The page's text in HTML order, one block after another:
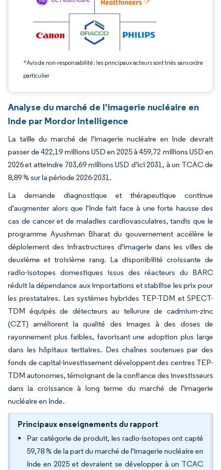
*Avis de non-responsabilité : les principaux acteurs sont triés sans ordre
particulier
Analyse du marché de l'imagerie nucléaire en
Inde par Mordor Intelligence
La taille du marché de l'imagerie nucléaire en Inde devrait
passer de 422,19 millions USD en 2025 à 459,72 millions USD en
2026 et atteindre 703,69 millions USD d'ici 2031, à un TCAC de
8,89 % sur la période 2026-2031.
La demande diagnostique et thérapeutique continue
d'augmenter alors que l'Inde fait face à une forte hausse des
cas de cancer et de maladies cardiovasculaires, tandis que le
programme Ayushman Bharat du gouvernement accélère le
déploiement des infrastructures d'imagerie dans les villes de
deuxième et troisième rang. La disponibilité croissante de
radio-isotopes domestiques issus des réacteurs du BARC
réduit la dépendance aux importations et stabilise les prix pour
les prestataires. Les systèmes hybrides TEP-TDM et SPECT-
TDM équipés de détecteurs au tellurure de cadmium-zinc
(CZT) améliorent la qualité des images à des doses de
rayonnement plus faibles, favorisant une adoption plus large
dans les hôpitaux tertiaires. Des chaînes soutenues par des
fonds de capital-investissement développent des centres TEP-
TDM autonomes, témoignant de la confiance des investisseurs
dans la croissance à long terme du marché de l'imagerie
nucléaire en Inde.
Principaux enseignements du rapport
Par catégorie de produit, les radio-isotopes ont capté
59,78 % de la part du marché de l'imagerie nucléaire en
Inde en 2025 et devraient se développer à un TCAC